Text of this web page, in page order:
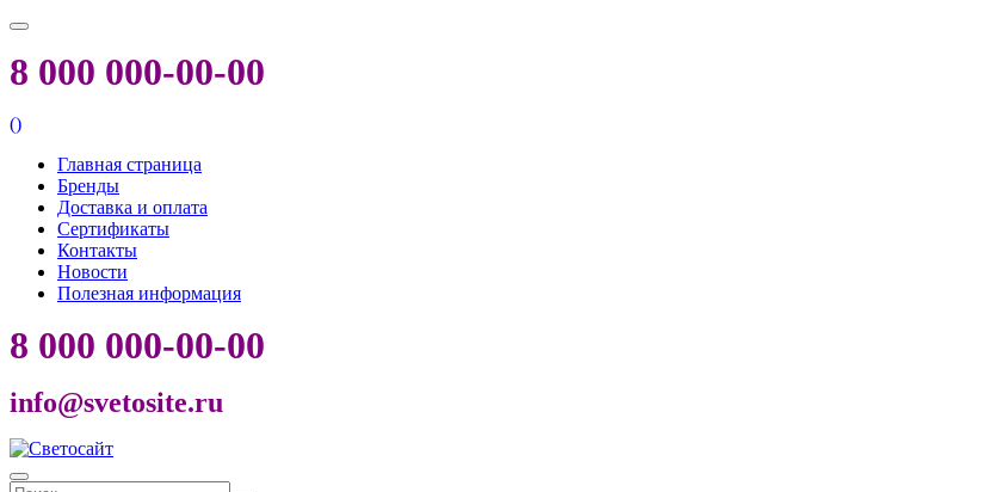
8 000 000-00-00
()
Главная страница
Бренды
Доставка и оплата
Сертификаты
Контакты
Новости
Полезная информация
8 000 000-00-00
info@svetosite.ru